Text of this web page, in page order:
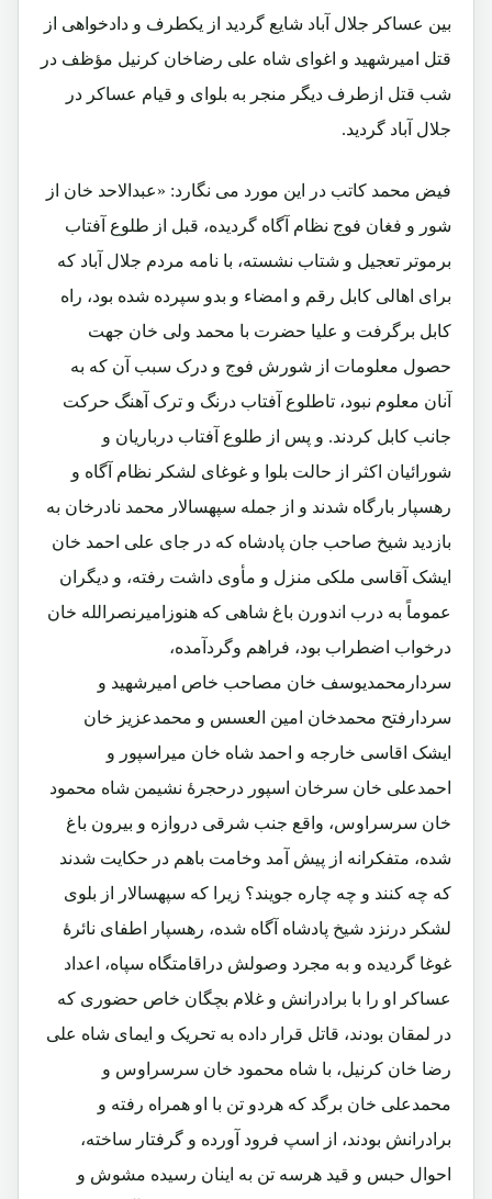
بین عساکر جلال آباد شایع گردید از یکطرف و دادخواهی از
قتل امیرشهید و اغوای شاه علی رضاخان کرنیل مؤظف در
شب قتل ازطرف دیگر منجر به بلوای و قیام عساکر در
جلال آباد گردید.
فیض محمد کاتب در این مورد می نگارد: «عبدالاحد خان از
شور و فغان فوج نظام آگاه گردیده، قبل از طلوع آفتاب
برموتر تعجیل و شتاب نشسته، با نامه مردم جلال آباد که
برای اهالی کابل رقم و امضاء و بدو سپرده شده بود، راه
کابل برگرفت و علیا حضرت با محمد ولی خان جهت
حصول معلومات از شورش فوج و درک سبب آن که به
آنان معلوم نبود، تاطلوع آفتاب درنگ و ترک آهنگ حرکت
جانب کابل کردند. و پس از طلوع آفتاب درباریان و
شورائیان اکثر از حالت بلوا و غوغای لشکر نظام آگاه و
رهسپار بارگاه شدند و از جمله سپهسالار محمد نادرخان به
بازدید شیخ صاحب جان پادشاه که در جای علی احمد خان
ایشک آقاسی ملکی منزل و مأوی داشت رفته، و دیگران
عموماً به درب اندورن باغ شاهی که هنوزامیرنصرالله خان
درخواب اضطراب بود، فراهم وگردآمده،
سردارمحمدیوسف خان مصاحب خاص امیرشهید و
سردارفتح محمدخان امین العسس و محمدعزیز خان
ایشک اقاسی خارجه و احمد شاه خان میراسپور و
احمدعلی خان سرخان اسپور درحجرۀ نشیمن شاه محمود
خان سرسراوس، واقع جنب شرقی دروازه و بیرون باغ
شده، متفکرانه از پیش آمد وخامت باهم در حکایت شدند
که چه کنند و چه چاره جویند؟ زیرا که سپهسالار از بلوی
لشکر درنزد شیخ پادشاه آگاه شده، رهسپار اطفای نائرۀ
غوغا گردیده و به مجرد وصولش دراقامتگاه سپاه، اعداد
عساکر او را با برادرانش و غلام بچگان خاص حضوری که
در لمقان بودند، قاتل قرار داده به تحریک و ایمای شاه علی
رضا خان کرنیل، با شاه محمود خان سرسراوس و
محمدعلی خان برگد که هردو تن با او همراه رفته و
برادرانش بودند، از اسپ فرود آورده و گرفتار ساخته،
احوال حبس و قید هرسه تن به اینان رسیده مشوش و